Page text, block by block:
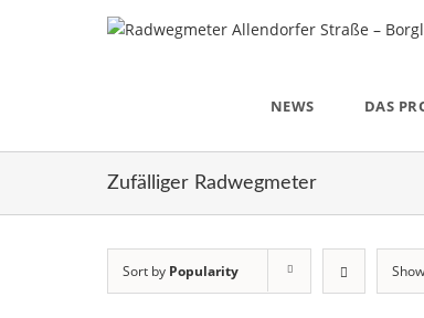
NEWS DAS
Zufälliger Radwegmeter
Sort by Popularity Show